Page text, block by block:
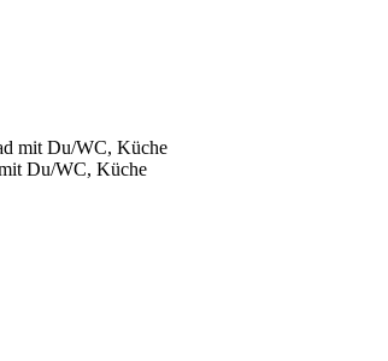
mit Du/WC, Küche
Du/WC, Küche